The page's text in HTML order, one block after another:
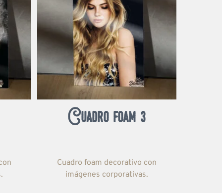
Cuadro foam 3
Cuadro foam decorativo con
imágenes corporativas.